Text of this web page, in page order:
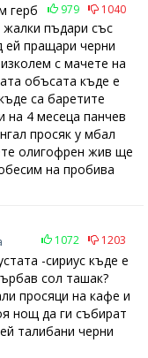
979
1040
герб
пъдари със
ей пращари черни
с мачете на
объсата къде е
са баретите
на 4 месеца панчев
просяк у мбал
олигофрен жив ще
на пробива
1072 1203
-сириус къде е
сол ташак?
просяци на кафе и
нощ да ги събират
талибани черни